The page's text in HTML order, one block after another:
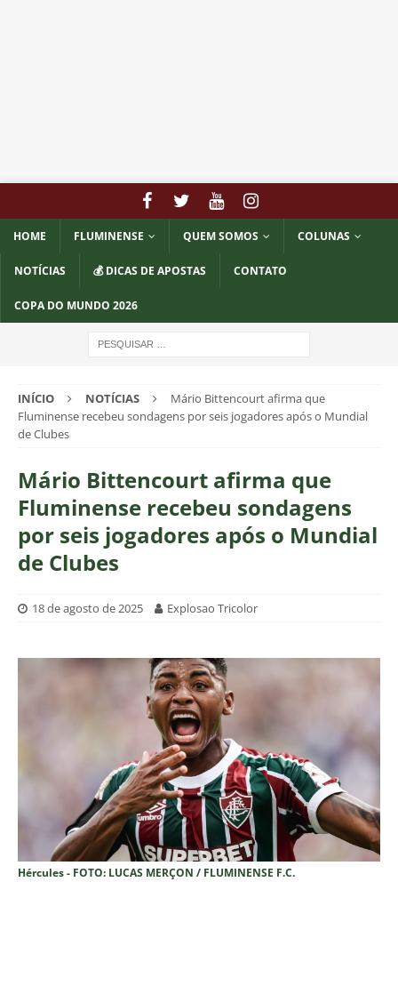
HOME FLUMINENSE QUEM SOMOS COLUNAS
NOTÍCIAS 💰 DICAS DE APOSTAS CONTATO
COPA DO MUNDO 2026
INÍCIO NOTÍCIAS
Mário Bittencourt afirma que
Fluminense recebeu sondagens por seis jogadores após o Mundial
de Clubes
Mário Bittencourt afirma que
Fluminense recebeu sondagens
por seis jogadores após o Mundial
de Clubes
18 de agosto de 2025 Explosao Tricolor
Hércules - FOTO: LUCAS MERÇON / FLUMINENSE F.C.